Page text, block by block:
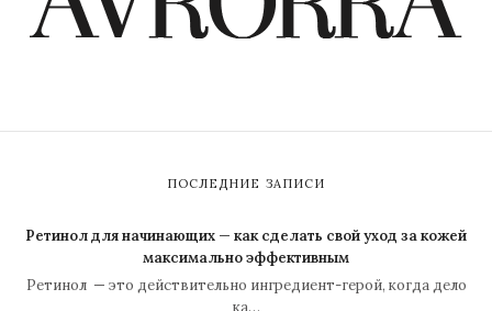
ПОСЛЕДНИЕ ЗАПИСИ
Ретинол для начинающих — как сделать свой уход за кожей
максимально эффективным
Ретинол — это действительно ингредиент-герой, когда дело